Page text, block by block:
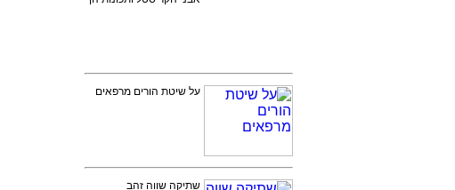
על שיטת הורים מרפאים
שתיקה שווה זהב